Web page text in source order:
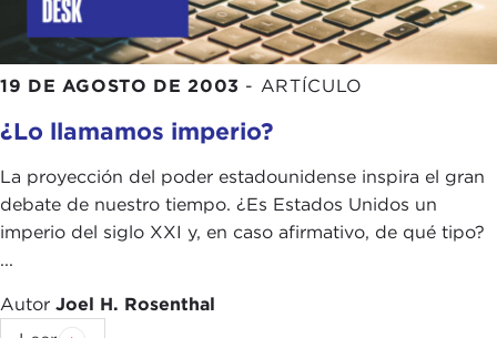
19 DE AGOSTO DE 2003 - ARTÍCULO
¿Lo llamamos imperio?
La proyección del poder estadounidense inspira el gran
debate de nuestro tiempo. ¿Es Estados Unidos un
imperio del siglo XXI y, en caso afirmativo, de qué tipo?
...
Autor Joel H. Rosenthal